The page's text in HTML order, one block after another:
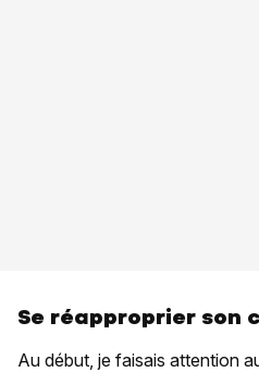
Se réapproprier son
Au début, je faisais attention